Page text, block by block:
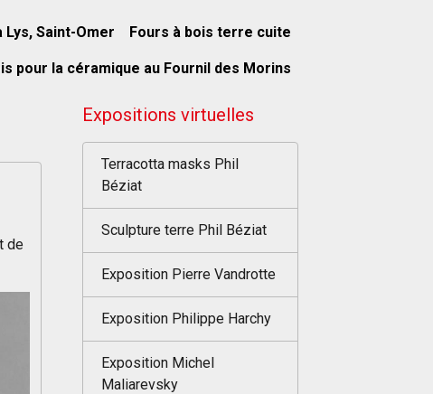
Saint-Omer Fours à bois terre cuite
pour la céramique au Fournil des Morins
de
Expositions virtuelles
Terracotta masks Phil
Béziat
Sculpture terre Phil Béziat
Exposition Pierre Vandrotte
Exposition Philippe Harchy
Exposition Michel
Maliarevsky